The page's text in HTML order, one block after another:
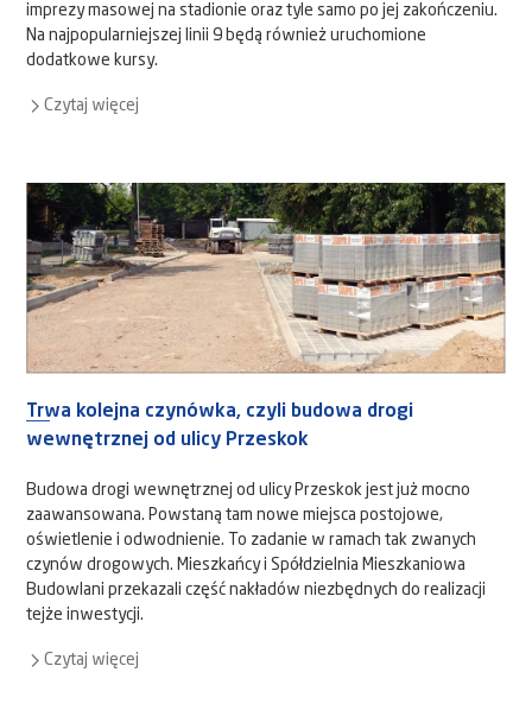
imprezy masowej na stadionie oraz tyle samo po jej zakończeniu.
Na najpopularniejszej linii 9 będą również uruchomione
dodatkowe kursy.
Czytaj więcej
Trwa kolejna czynówka, czyli budowa drogi
wewnętrznej od ulicy Przeskok
Budowa drogi wewnętrznej od ulicy Przeskok jest już mocno
zaawansowana. Powstaną tam nowe miejsca postojowe,
oświetlenie i odwodnienie. To zadanie w ramach tak zwanych
czynów drogowych. Mieszkańcy i Spółdzielnia Mieszkaniowa
Budowlani przekazali część nakładów niezbędnych do realizacji
tejże inwestycji.
Czytaj więcej